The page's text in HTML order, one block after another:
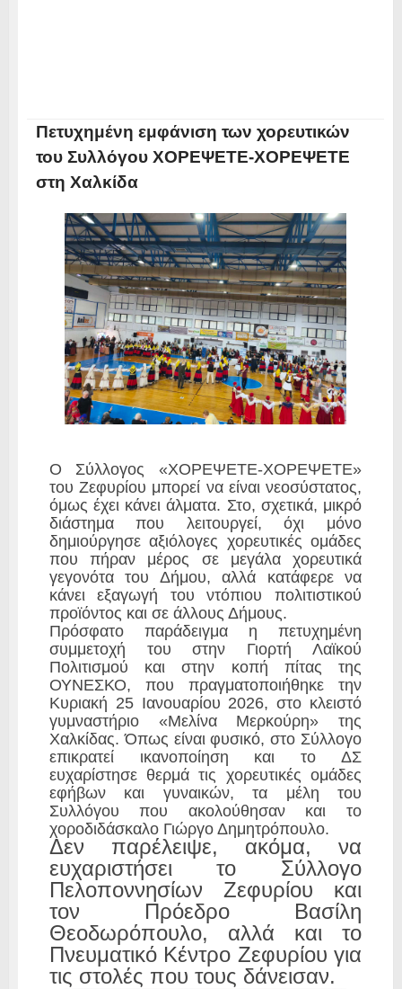
Πετυχημένη εμφάνιση των χορευτικών
του Συλλόγου ΧΟΡΕΨΕΤΕ-ΧΟΡΕΨΕΤΕ
στη Χαλκίδα
Ο Σύλλογος «ΧΟΡΕΨΕΤΕ-ΧΟΡΕΨΕΤΕ»
του Ζεφυρίου μπορεί να είναι νεοσύστατος,
όμως έχει κάνει άλματα. Στο, σχετικά, μικρό
διάστημα που λειτουργεί, όχι μόνο
δημιούργησε αξιόλογες χορευτικές ομάδες
που πήραν μέρος σε μεγάλα χορευτικά
γεγονότα του Δήμου, αλλά κατάφερε να
κάνει εξαγωγή του ντόπιου πολιτιστικού
προϊόντος και σε άλλους Δήμους.
Πρόσφατο παράδειγμα η πετυχημένη
συμμετοχή του στην Γιορτή Λαϊκού
Πολιτισμού και στην κοπή πίτας της
ΟΥΝΕΣΚΟ, που πραγματοποιήθηκε την
Κυριακή 25 Ιανουαρίου 2026, στο κλειστό
γυμναστήριο «Μελίνα Μερκούρη» της
Χαλκίδας. Όπως είναι φυσικό, στο Σύλλογο
επικρατεί ικανοποίηση και το ΔΣ
ευχαρίστησε θερμά τις χορευτικές ομάδες
εφήβων και γυναικών, τα μέλη του
Συλλόγου που ακολούθησαν και το
χοροδιδάσκαλο Γιώργο Δημητρόπουλο.
Δεν παρέλειψε, ακόμα, να
ευχαριστήσει το Σύλλογο
Πελοποννησίων Ζεφυρίου και
τον Πρόεδρο Βασίλη
Θεοδωρόπουλο, αλλά και το
Πνευματικό Κέντρο Ζεφυρίου για
τις στολές που τους δάνεισαν.